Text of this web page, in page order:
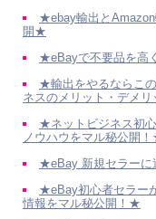
★ebay輸出と
開★
★eBayで不要品を高
★輸出をやるならこ
ネスのメリット・デメ
★ネットビジネス初
ノウハウをマル秘公開
★eBay 新規セラー
★eBay初心者セラー
情報をマル秘公開！★